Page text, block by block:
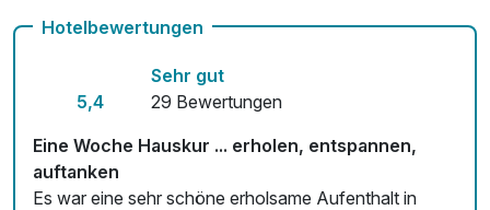
Hotelbewertungen
5,4
Sehr gut
29 Bewertungen
Eine Woche Hauskur ... erholen, entspannen,
auftanken
Es war eine sehr schöne erholsame Aufenthalt in